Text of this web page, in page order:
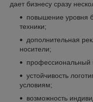
дает бизнесу сразу
повышение уровня
техники;
дополнительная
носители;
профессиональный
устойчивость
условиям;
возможность